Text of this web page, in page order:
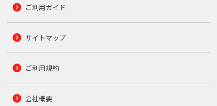
ご利用ガイド
サイトマップ
ご利用規約
会社概要